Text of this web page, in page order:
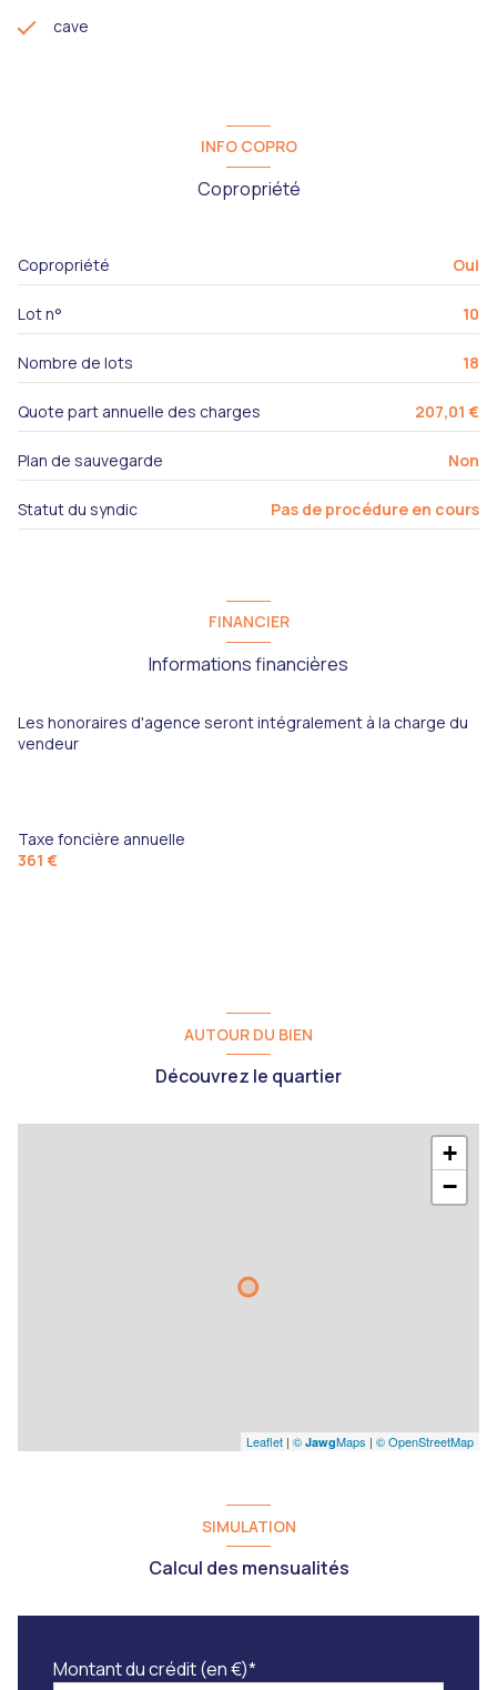
cave
INFO COPRO
Copropriété
Copropriété Oui
Lot n° 10
Nombre de lots 18
Quote part annuelle des charges 207,01 €
Plan de sauvegarde Non
Statut du syndic Pas de procédure en cours
FINANCIER
Informations financières
Les honoraires d'agence seront intégralement à la charge du
vendeur
Taxe foncière annuelle
361 €
AUTOUR DU BIEN
Découvrez le quartier
+
−
Leaflet | © JawgMaps | © OpenStreetMap
SIMULATION
Calcul des mensualités
Montant du crédit (en €)*